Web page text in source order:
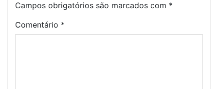
Campos obrigatórios são marcados com *
Comentário *